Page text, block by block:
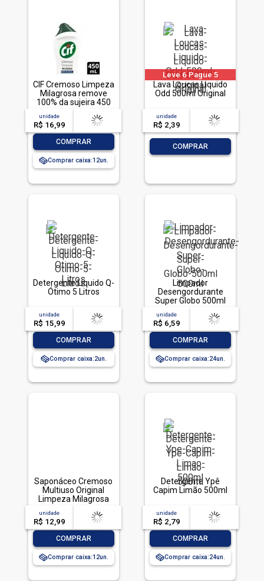
CIF Cremoso Limpeza
Milagrosa remove
100% da sujeira 450
ml
unidade
R$ 16,99
acima de
-- --,--un.
COMPRAR
Comprar caixa:12
Leve 6 Pague 5
Lava Loucas Liquido
Odd 500ml Original
unidade
R$ 2,39
acima de
-- --,--un.
COMPRAR
Detergente Líquido Q-
Ótimo 5 Litros
unidade
R$ 15,99
acima de
-- --,--un.
COMPRAR
Comprar caixa:2
Limpador
Desengordurante
Super Globo 500ml
unidade
R$ 6,59
acima de
-- --,--un.
COMPRAR
Comprar caixa:24
Saponáceo Cremoso
Multiuso Original
Limpeza Milagrosa
Cif Squeeze Leve
450ml Pague 360ml
unidade
R$ 12,99
acima de
-- --,--un.
COMPRAR
Comprar caixa:12
Detergente Ypê
Capim Limão 500ml
unidade
R$ 2,79
acima de
-- --,--un.
COMPRAR
Comprar caixa:24